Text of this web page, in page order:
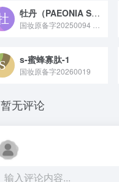
牡丹（PAEONIA SUFFRUTICOSA）愈伤组织提取物
国妆原备字20250094 牡丹愈伤组织提取物是通过现代植物组织培养技术从牡丹愈伤组织中提取的活性原料，富含黄酮、多酚等抗氧化成分，具备清除自由基、舒缓皮肤的特性，常作为抗初老或修护类功效成分应用于护肤品中。
s-蜜蜂寡肽-1
国妆原备字20260019
暂无评论